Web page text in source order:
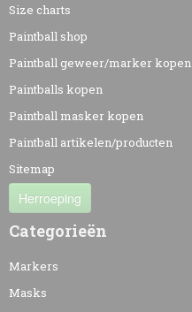
Size charts
Paintball shop
Paintball geweer/marker kopen
Paintballs kopen
Paintball masker kopen
Paintball artikelen/producten
Sitemap
Herroeping
Categorieën
Markers
Masks